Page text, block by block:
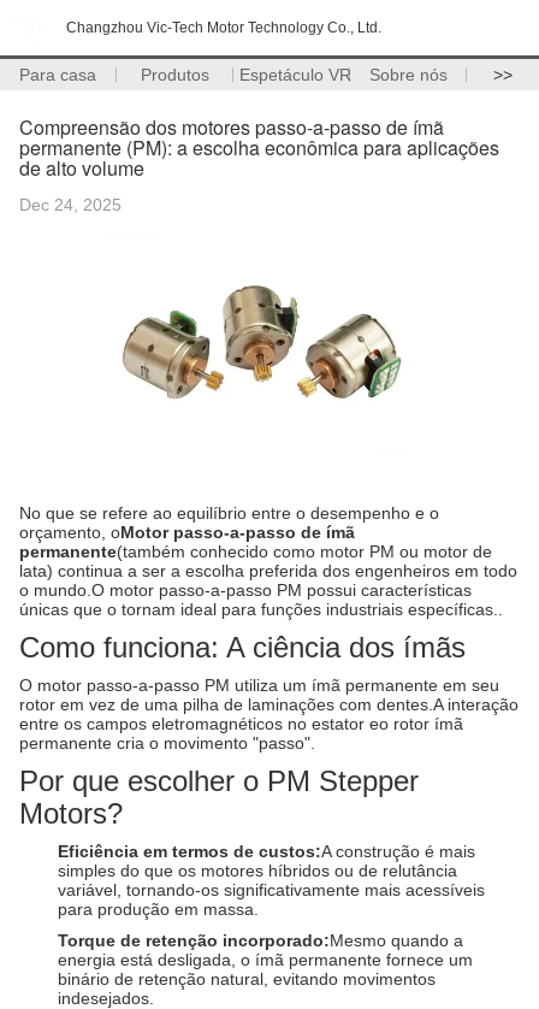
Changzhou Vic-Tech Motor Technology Co., Ltd.
Para casa Produtos Espetáculo VR Sobre nós >>
Compreensão dos motores passo-a-passo de ímã
permanente (PM): a escolha econômica para aplicações
de alto volume
Dec 24, 2025
No que se refere ao equilíbrio entre o desempenho e o
orçamento, oMotor passo-a-passo de ímã
permanente(também conhecido como motor PM ou motor de
lata) continua a ser a escolha preferida dos engenheiros em todo
o mundo.O motor passo-a-passo PM possui características
únicas que o tornam ideal para funções industriais específicas..
Como funciona: A ciência dos ímãs
O motor passo-a-passo PM utiliza um ímã permanente em seu
rotor em vez de uma pilha de laminações com dentes.A interação
entre os campos eletromagnéticos no estator eo rotor ímã
permanente cria o movimento "passo".
Por que escolher o PM Stepper
Motors?
Eficiência em termos de custos:A construção é mais
simples do que os motores híbridos ou de relutância
variável, tornando-os significativamente mais acessíveis
para produção em massa.
Torque de retenção incorporado:Mesmo quando a
energia está desligada, o ímã permanente fornece um
binário de retenção natural, evitando movimentos
indesejados.